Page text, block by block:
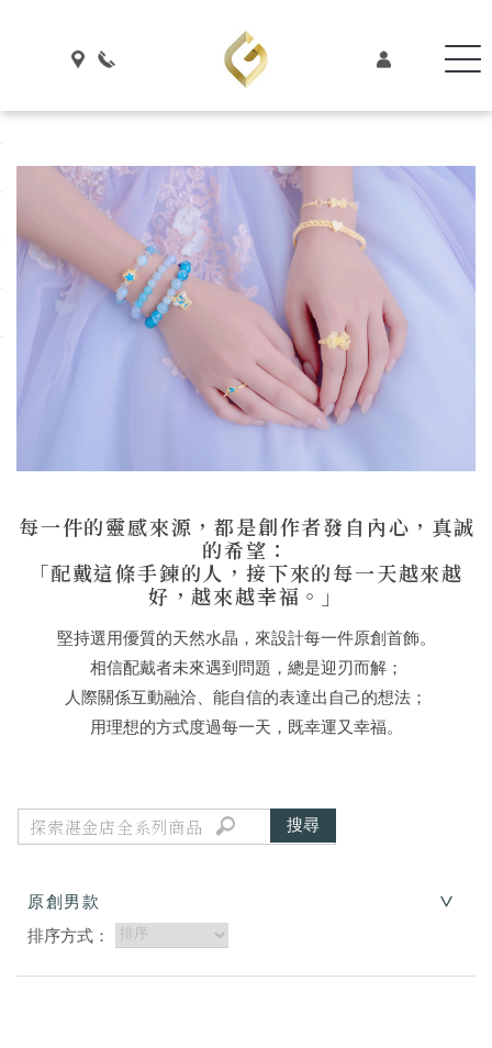
每一件的靈感來源，都是創作者發自內心，真誠
的希望：
「配戴這條手鍊的人，接下來的每一天越來越
好，越來越幸福。」
堅持選用優質的天然水晶，來設計每一件原創首飾。
相信配戴者未來遇到問題，總是迎刃而解；
人際關係互動融洽、能自信的表達出自己的想法；
用理想的方式度過每一天，既幸運又幸福。
原創男款
排序方式：